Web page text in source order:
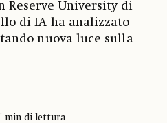
Reserve University di
di IA ha analizzato
nuova luce sulla
min di lettura